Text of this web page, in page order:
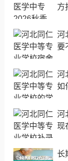
方
河
要
河
如
河
现
长